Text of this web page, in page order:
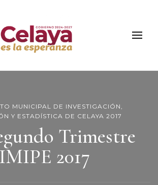
de Celaya
de Celaya
MUNICIPAL DE INVESTIGACIÓN,
Y ESTADÍSTICA DE CELAYA 2017
Trimestre
IMIPE 2017